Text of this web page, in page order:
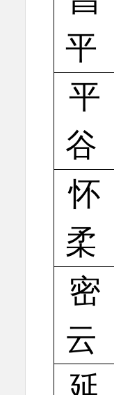
平
平
谷
怀
柔
密
云